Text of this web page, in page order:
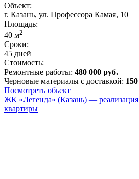
Объект:
г. Казань, ул. Профессора Камая, 10
Площадь:
40 м2
Сроки:
45 дней
Стоимость:
Ремонтные работы: 480 000 руб.
Черновые материалы с доставкой:
Посмотреть обьект
ЖК «Легенда» (Казань) —
квартиры